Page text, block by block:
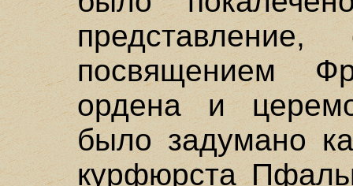
посвящением
ордена и
было задумано
курфюрста